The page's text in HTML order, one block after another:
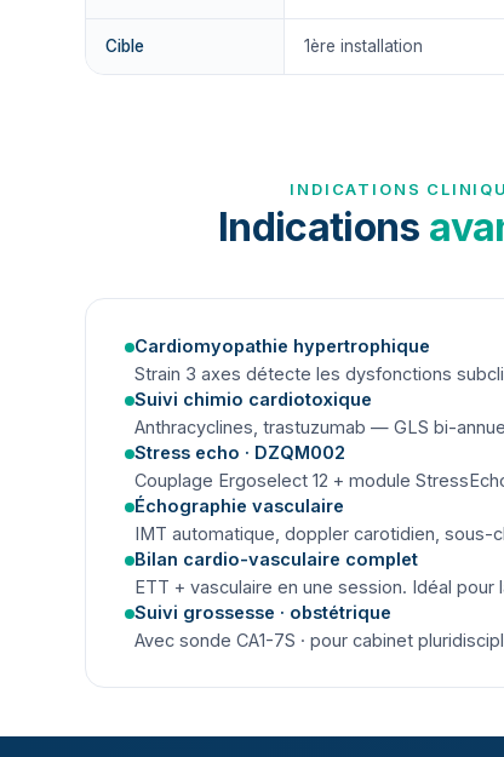
Cible 1ère installation
INDICATIONS
Indications
Cardiomyopathie hypertrophique
Strain 3 axes détecte les dysfonctions
Suivi chimio cardiotoxique
Anthracyclines, trastuzumab — GLS bi-
Stress echo · DZQM002
Couplage Ergoselect 12 + module
Échographie vasculaire
IMT automatique, doppler carotidien, sous-
Bilan cardio-vasculaire complet
ETT + vasculaire en une session. Idéal
Suivi grossesse · obstétrique
Avec sonde CA1-7S · pour cabinet